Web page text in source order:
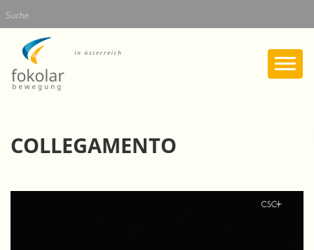
zum
Suche
COLLEGAMENTO